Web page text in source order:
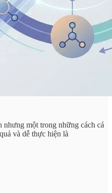
nhưng một trong những cách cá
và dễ thực hiện là